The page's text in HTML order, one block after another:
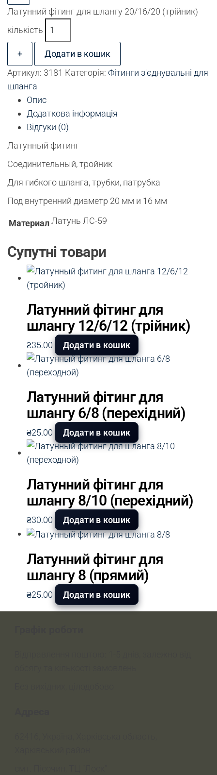
Латунний фітинг для шлангу 20/16/20 (трійник)
кількість
+
Додати в кошик
Артикул: 3181 Категорія: Фітинги з'єднувальні для
шланга
Опис
Додаткова інформація
Відгуки (0)
Латунный фитинг
Соединительный, тройник
Для гибкого шланга, трубки, патрубка
Под внутренний диаметр 20 мм и 16 мм
МатериалЛатунь ЛС-59
Супутні товари
Латунний фітинг для
шлангу 12/6/12 (трійник)
₴35.00 Додати в кошик
Латунний фітинг для
шлангу 6/8 (перехідний)
₴25.00 Додати в кошик
Латунний фітинг для
шлангу 8/10 (перехідний)
₴30.00 Додати в кошик
Латунний фітинг для
шлангу 8 (прямий)
₴25.00 Додати в кошик